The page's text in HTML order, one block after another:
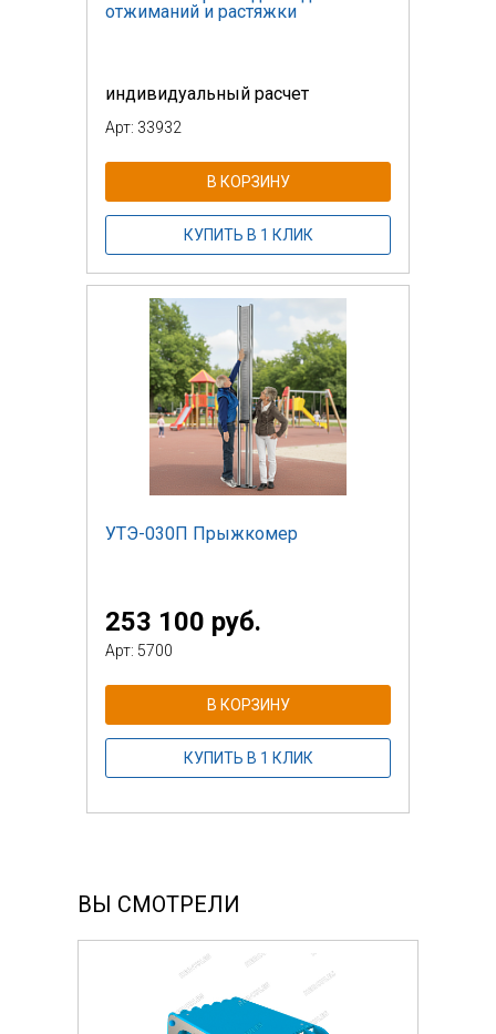
отжиманий и растяжки
индивидуальный расчет
Арт: 33932
В КОРЗИНУ
КУПИТЬ В 1 КЛИК
УТЭ-030П Прыжкомер
253 100 руб.
Арт: 5700
В КОРЗИНУ
КУПИТЬ В 1 КЛИК
ВЫ СМОТРЕЛИ